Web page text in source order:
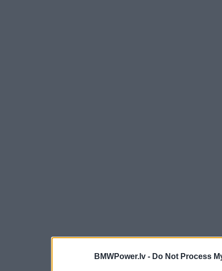
BMWPower.lv - Do Not Process